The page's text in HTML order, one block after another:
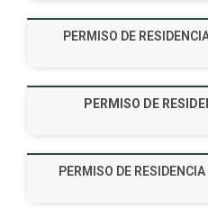
PERMISO DE
PERMISO DE
PERMISO DE